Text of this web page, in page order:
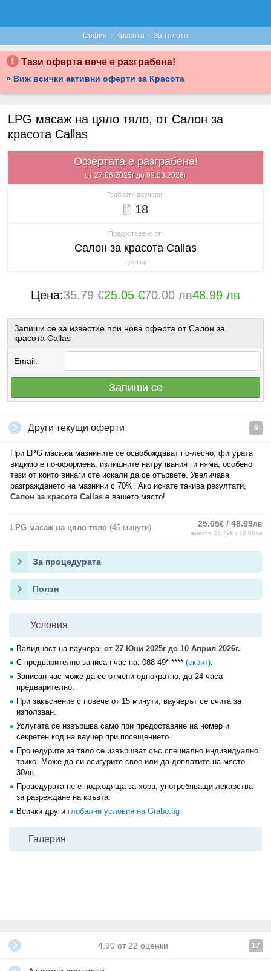
София · Красота · За тялото
Тази оферта вече е разграбена!
» Виж всички активни оферти за Красота
LPG масаж на цяло тяло, от Салон за
красота Callas
Офертата е разграбена!
от 27.06.2025г до 09.03.2026г
Грабнати ваучери:
18
Предоставено от:
Салон за красота Callas
Център
Цена:35.79 €25.05 €70.00 лв48.99 лв
Запиши се за известие при нова оферта от Салон за
красота Callas
Email:
Запиши се
Други текущи оферти 6
При LPG масажа мазнините се освобождават по-лесно, фигурата
видимо е по-оформена, излишните натрупвания ги няма, особено
тези от които винаги сте искали да се отървете. Увеличава
разграждането на мазнини с 70%. Ако искате такива резултати,
Салон за красота Callas е вашето място!
LPG масаж на цяло тяло (45 минути) 25.05€ / 48.99лв
вместо 35.79€ / 70.00лв
За процедурата
Ползи
Условия
Валидност на ваучера: от 27 Юни 2025г до 10 Април 2026г.
С предварително записан час на: 088 49* **** (скрит).
Записан час може да се отмени еднократно, до 24 часа
предварително.
При закъснение с повече от 15 минути, ваучерът се счита за
използван.
Услугата се извършва само при предоставяне на номер и
секретен код на ваучер при посещението.
Процедурите за тяло се извършват със специално индивидуално
трико. Може да си осигурите свое или да доплатите на място -
30лв.
Процедурата не е подходяща за хора, употребяващи лекарства
за разреждане на кръвта.
Всички други глобални условия на Grabo.bg
Галерия
4.90 от 22 оценки 17